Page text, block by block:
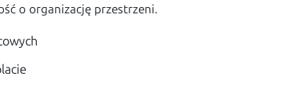
o organizację przestrzeni.